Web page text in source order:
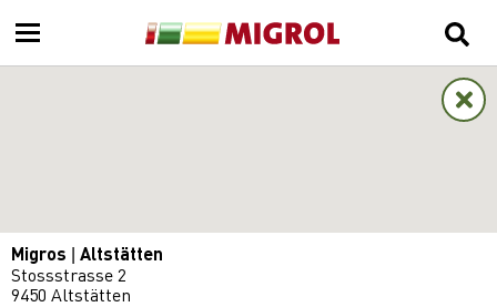
Migros | Altstätten
Stossstrasse 2
9450 Altstätten